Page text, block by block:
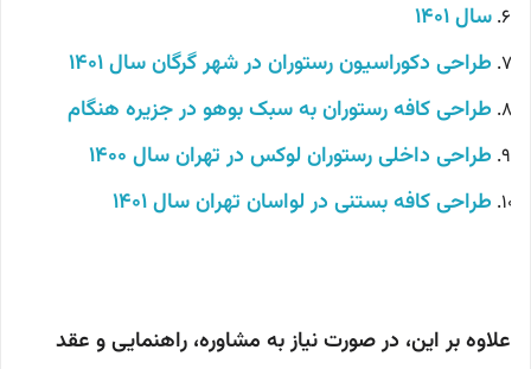
سال 1401
طراحی دکوراسیون رستوران در شهر گرگان سال 1401
طراحی کافه رستوران به سبک بوهو در جزیره هنگام
طراحی داخلی رستوران لوکس در تهران سال 1400
طراحی کافه بستنی در لواسان تهران سال 1401
علاوه بر این، در صورت نیاز به مشاوره، راهنمایی و عقد